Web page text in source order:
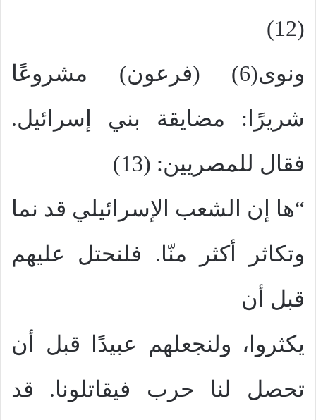
(12)
ونوى(6) (فرعون) مشروعًا
شريرًا: مضايقة بني إسرائيل.
فقال للمصريين: (13)
“ها إن الشعب الإسرائيلي قد نما
وتكاثر أكثر منّا. فلنحتل عليهم
قبل أن
يكثروا، ولنجعلهم عبيدًا قبل أن
تحصل لنا حرب فيقاتلونا. قد